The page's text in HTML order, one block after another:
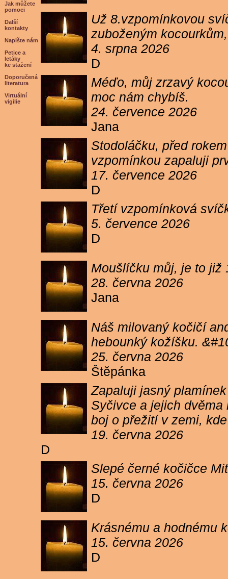
Jak můžete
pomoci
Další
kontakty
Napište nám
Petice a
letáky
ke stažení
Doporučená
literatura
Virtuální
vigilie
Už 8.vzpomínkovou
zuboženým
4. srpna 2026
D
Méďo, můj zrzavý
moc nám chybíš.
24. července 2026
Jana
Stodoláčku, před
vzpomínkou zapaluji
17. července 2026
D
Třetí vzpomínková
5. července 2026
D
Moušlíčku můj, je to již
28. června 2026
Jana
Náš milovaný kočičí
hebounký kožíšku.
25. června 2026
Štěpánka
Zapaluji jasný
Syčivce a jejich
boj o přežití v zemi,
19. června 2026
D
Slepé černé kočičce
15. června 2026
D
Krásnému a hodnému
15. června 2026
D